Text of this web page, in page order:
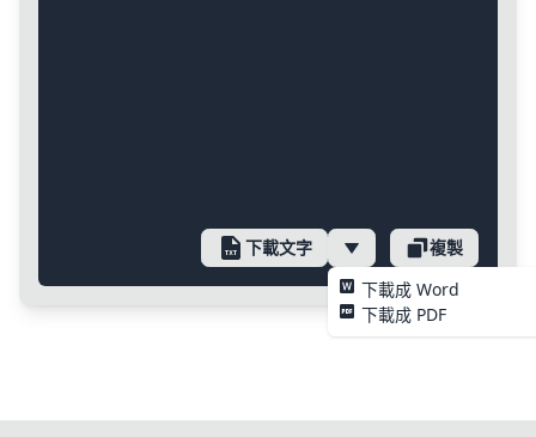
下載文字
下載成 Word
下載成 PDF
複製